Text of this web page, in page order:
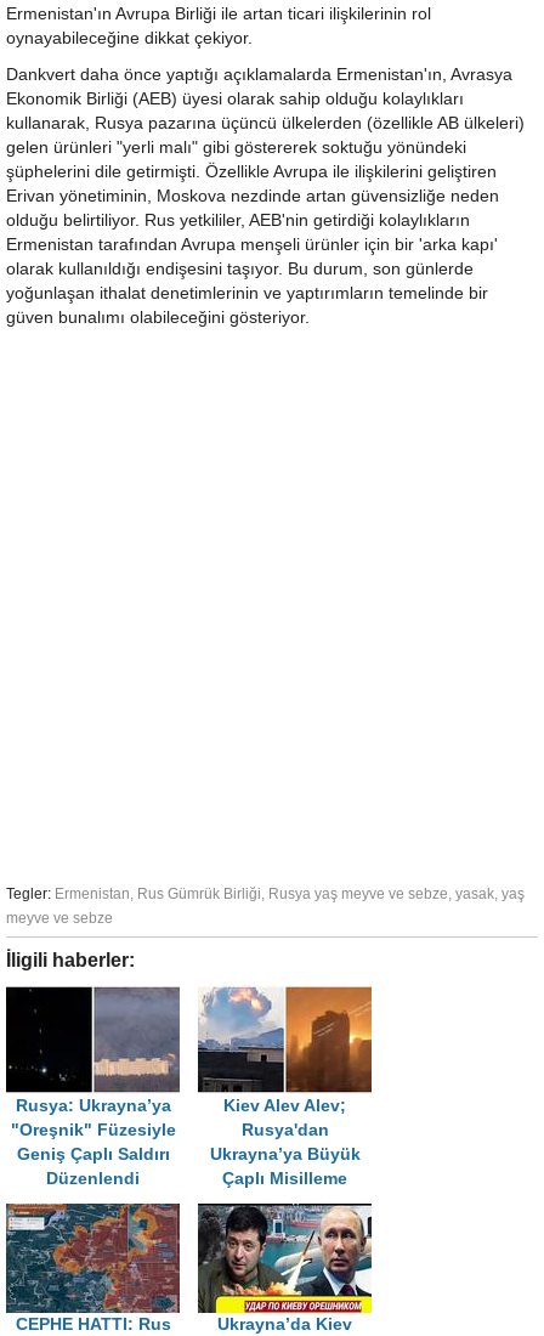
Ermenistan'ın Avrupa Birliği ile artan ticari ilişkilerinin rol
oynayabileceğine dikkat çekiyor.
Dankvert daha önce yaptığı açıklamalarda Ermenistan'ın, Avrasya
Ekonomik Birliği (AEB) üyesi olarak sahip olduğu kolaylıkları
kullanarak, Rusya pazarına üçüncü ülkelerden (özellikle AB ülkeleri)
gelen ürünleri "yerli malı" gibi göstererek soktuğu yönündeki
şüphelerini dile getirmişti. Özellikle Avrupa ile ilişkilerini geliştiren
Erivan yönetiminin, Moskova nezdinde artan güvensizliğe neden
olduğu belirtiliyor. Rus yetkililer, AEB'nin getirdiği kolaylıkların
Ermenistan tarafından Avrupa menşeli ürünler için bir 'arka kapı'
olarak kullanıldığı endişesini taşıyor. Bu durum, son günlerde
yoğunlaşan ithalat denetimlerinin ve yaptırımların temelinde bir
güven bunalımı olabileceğini gösteriyor.
Tegler: Ermenistan, Rus Gümrük Birliği, Rusya yaş meyve ve sebze, yasak, yaş
meyve ve sebze
İligili haberler:
Rusya: Ukrayna’ya
"Oreşnik" Füzesiyle
Geniş Çaplı Saldırı
Düzenlendi
Kiev Alev Alev;
Rusya'dan
Ukrayna’ya Büyük
Çaplı Misilleme
CEPHE HATTI: Rus
Ukrayna’da Kiev